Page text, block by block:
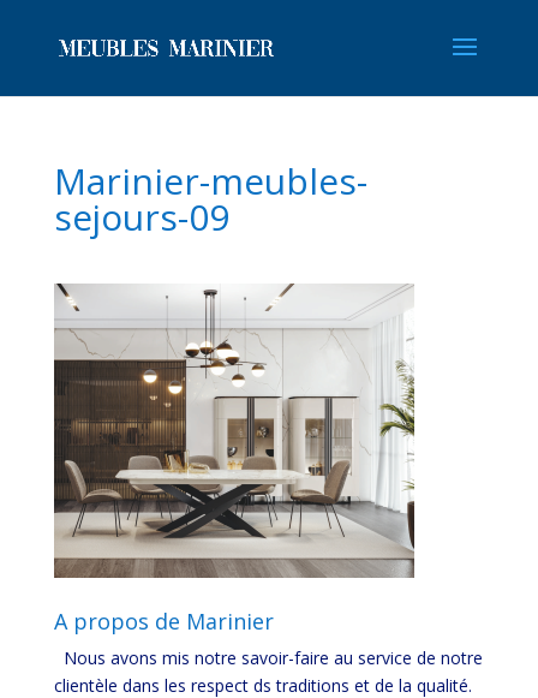
Marinier-meubles-
sejours-09
A propos de Marinier
Nous avons mis notre savoir-faire au service de notre
clientèle dans les respect ds traditions et de la qualité.